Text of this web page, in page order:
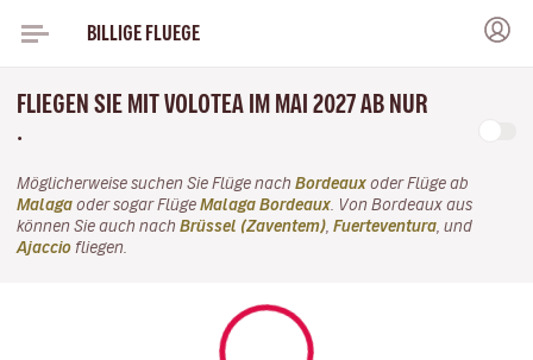
BILLIGE FLUEGE
FLIEGEN SIE MIT VOLOTEA IM MAI 2027 AB NUR
.
Möglicherweise suchen Sie Flüge nach Bordeaux oder Flüge ab
Malaga oder sogar Flüge Malaga Bordeaux . Von Bordeaux aus
können Sie auch nach Brüssel (Zaventem) Fuerteventura , und
Ajaccio fliegen.